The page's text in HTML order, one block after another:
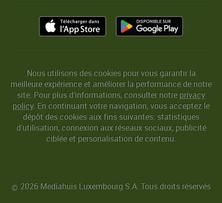
Nous utilisons des cookies pour vous garantir la
meilleure expérience et améliorer la performance de notre
site. Pour plus d’informations, consulter notreprivacy
policy. En continuant votre navigation, vous acceptez le
dépôt des cookies aux fins suivantes: statistiques
d’utilisation, connexion aux réseaux sociaux, publicité
ciblée et personalisation de contenu.
© 2026 Mediahuis Luxembourg S.A. Tous droits réservés